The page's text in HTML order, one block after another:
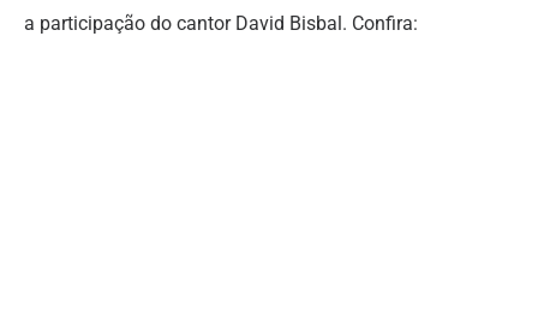
a participação do cantor David Bisbal. Confira: